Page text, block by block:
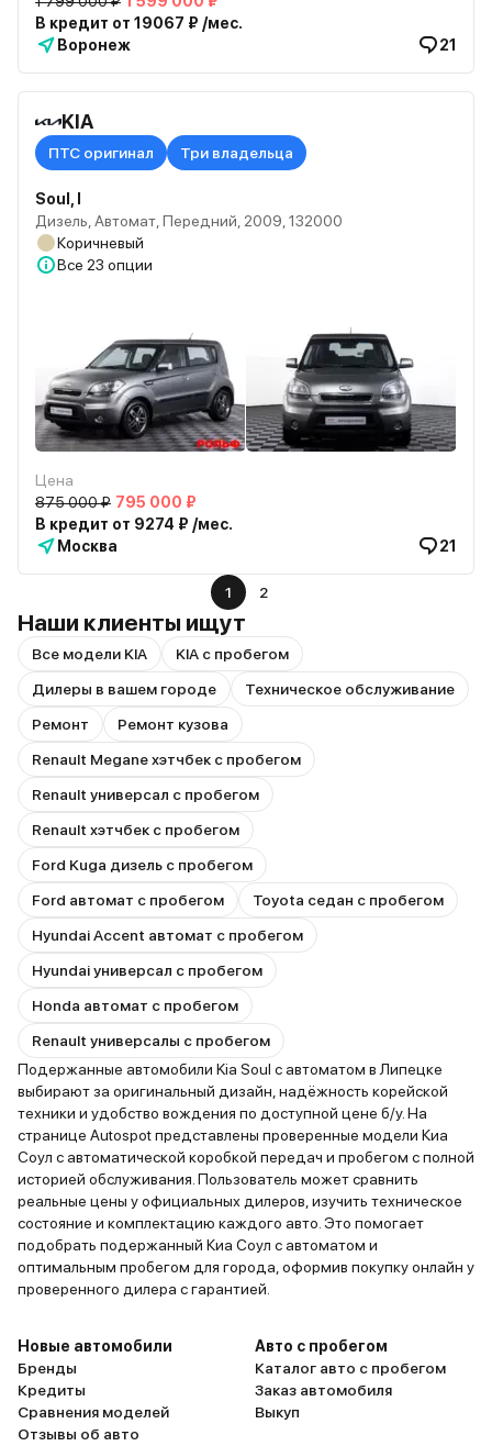
В кредит от 19067 ₽ /мес.
Воронеж
21
KIA
ПТС оригинал Три владельца
Soul, I
Дизель, Автомат, Передний, 2009, 132000
Коричневый
Все 23 опции
Цена
875 000 ₽ 795 000 ₽
В кредит от 9274 ₽ /мес.
Москва
21
1 2
Наши клиенты ищут
Все модели KIA
KIA с пробегом
Дилеры в вашем городе
Техническое обслуживание
Ремонт
Ремонт кузова
Renault Megane хэтчбек с пробегом
Renault универсал с пробегом
Renault хэтчбек с пробегом
Ford Kuga дизель с пробегом
Ford автомат с пробегом
Toyota седан с пробегом
Hyundai Accent автомат с пробегом
Hyundai универсал с пробегом
Honda автомат с пробегом
Renault универсалы с пробегом
Подержанные автомобили Kia Soul с автоматом в Липецке
выбирают за оригинальный дизайн, надёжность корейской
техники и удобство вождения по доступной цене б/у. На
странице Autospot представлены проверенные модели Киа
Соул с автоматической коробкой передач и пробегом с полной
историей обслуживания. Пользователь может сравнить
реальные цены у официальных дилеров, изучить техническое
состояние и комплектацию каждого авто. Это помогает
подобрать подержанный Киа Соул с автоматом и
оптимальным пробегом для города, оформив покупку онлайн у
проверенного дилера с гарантией.
Новые автомобили
Бренды
Кредиты
Сравнения моделей
Отзывы об авто
Авто с пробегом
Каталог авто с пробегом
Заказ автомобиля
Выкуп